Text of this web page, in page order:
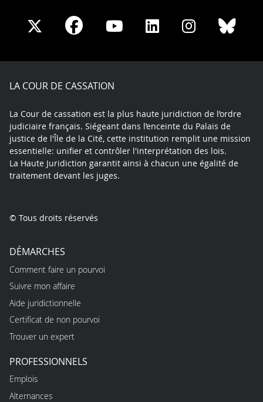
Share
X
Share
Facebook
Share
Youtube
Share
LinkedIn
Share
Instagram
LA COUR DE CASSATION
La Cour de cassation est la plus haute juridiction de l’ordre
judiciaire français. Siégeant dans l’enceinte du Palais de
justice de l'Île de la Cité, cette institution remplit une mission
essentielle: unifier et contrôler l'interprétation des lois.
La Haute Juridiction garantit ainsi à chacun une égalité de
traitement devant les juges.
© Tous droits réservés
DÉMARCHES
Comment faire un pourvoi
Suivre mon affaire
Aide juridictionnelle
Certificat de non pourvoi
Trouver un expert
PROFESSIONNELS
Emplois
Alternances